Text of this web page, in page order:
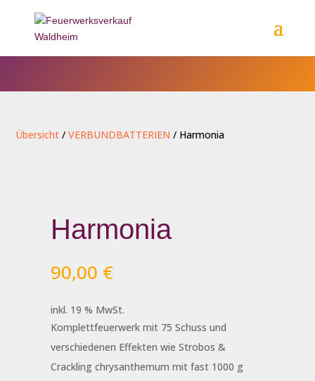
Übersicht /VERBUNDBATTERIEN / Harmonia
Harmonia
90,00 €
inkl. 19 % MwSt.
Komplettfeuerwerk mit 75 Schuss und
verschiedenen Effekten wie Strobos &
Crackling chrysanthemum mit fast 1000 g